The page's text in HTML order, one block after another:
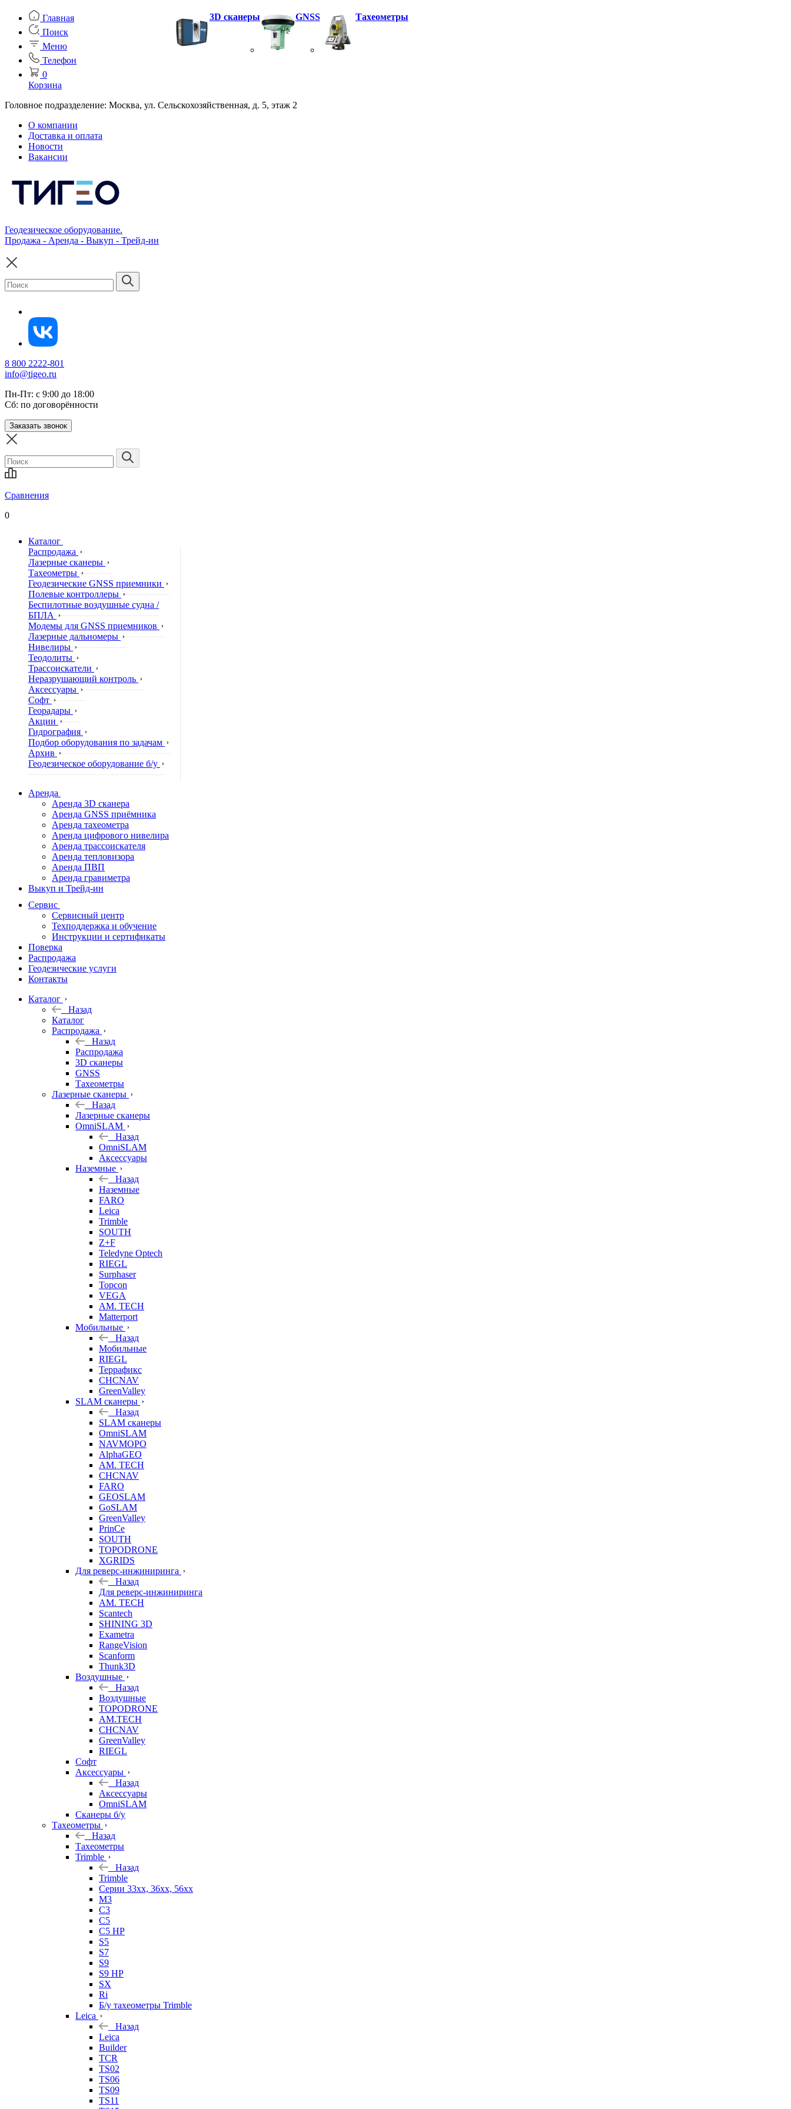
Главная
Поиск
Меню
Телефон
0
Корзина
Головное подразделение: Москва, ул. Сельскохозяйственная, д. 5, этаж 2
О компании
Доставка и оплата
Новости
Вакансии
Геодезическое оборудование.
Продажа - Аренда - Выкуп - Трейд-ин
8 800 2222-801
info@tigeo.ru
Пн-Пт: с 9:00 до 18:00
Сб: по договорённости
Заказать звонок
Сравнения
0
Каталог
Распродажа
Лазерные сканеры
Тахеометры
Геодезические GNSS приемники
Полевые контроллеры
Беспилотные воздушные судна /
БПЛА
Модемы для GNSS приемников
Лазерные дальномеры
Нивелиры
Теодолиты
Трассоискатели
Неразрушающий контроль
Аксессуары
Софт
Георадары
Акции
Гидрография
Подбор оборудования по задачам
Архив
Геодезическое оборудование б/у
3D сканеры GNSS Тахеометры
Аренда
Аренда 3D сканера
Аренда GNSS приёмника
Аренда тахеометра
Аренда цифрового нивелира
Аренда трассоискателя
Аренда тепловизора
Аренда ПВП
Аренда гравиметра
Выкуп и Трейд-ин
Сервис
Сервисный центр
Техподдержка и обучение
Инструкции и сертификаты
Поверка
Распродажа
Геодезические услуги
Контакты
Каталог
Назад
Каталог
Распродажа
Назад
Распродажа
3D сканеры
GNSS
Тахеометры
Лазерные сканеры
Назад
Лазерные сканеры
OmniSLAM
Назад
OmniSLAM
Аксессуары
Наземные
Назад
Наземные
FARO
Leica
Trimble
SOUTH
Z+F
Teledyne Optech
RIEGL
Surphaser
Topcon
VEGA
AM. TECH
Matterport
Мобильные
Назад
Мобильные
RIEGL
Террафикс
CHCNAV
GreenValley
SLAM сканеры
Назад
SLAM сканеры
OmniSLAM
NAVMOPO
AlphaGEO
AM. TECH
CHCNAV
FARO
GEOSLAM
GoSLAM
GreenValley
PrinCe
SOUTH
TOPODRONE
XGRIDS
Для реверс-инжиниринга
Назад
Для реверс-инжиниринга
AM. TECH
Scantech
SHINING 3D
Exametra
RangeVision
Scanform
Thunk3D
Воздушные
Назад
Воздушные
TOPODRONE
AM.TECH
CHCNAV
GreenValley
RIEGL
Софт
Аксессуары
Назад
Аксессуары
OmniSLAM
Сканеры б/у
Тахеометры
Назад
Тахеометры
Trimble
Назад
Trimble
Серии 33xx, 36xx, 56xx
M3
C3
C5
C5 HP
S5
S7
S9
S9 HP
SX
Ri
Б/у тахеометры Trimble
Leica
Назад
Leica
Builder
TCR
TS02
TS06
TS09
TS11